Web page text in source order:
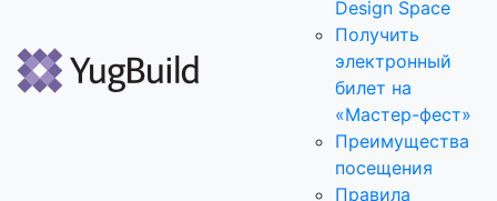
Design Space
Получить
электронный
билет на
«Мастер-фест»
Преимущества
посещения
Правила